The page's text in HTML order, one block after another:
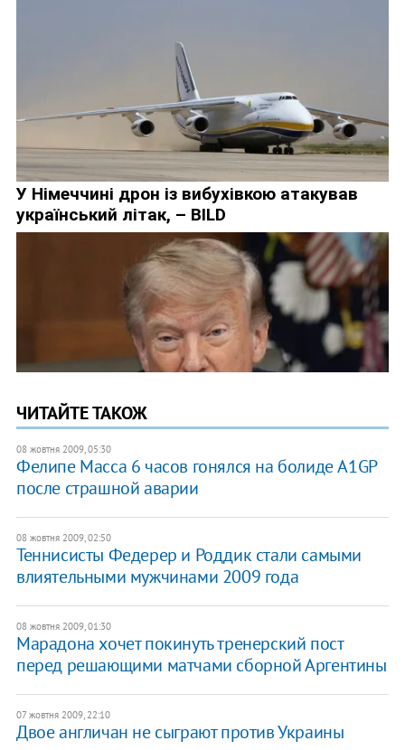
ЧИТАЙТЕ ТАКОЖ
08 жовтня 2009, 05:30
Фелипе Масса 6 часов гонялся на болиде A1GP
после страшной аварии
08 жовтня 2009, 02:50
Теннисисты Федерер и Роддик стали самыми
влиятельными мужчинами 2009 года
08 жовтня 2009, 01:30
Марадона хочет покинуть тренерский пост
перед решающими матчами сборной Аргентины
07 жовтня 2009, 22:10
Двое англичан не сыграют против Украины